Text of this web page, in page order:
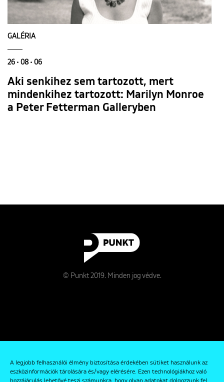
A legjobb felhasználói élmény biztosítása érdekében sütiket használunk az
eszközinformációk tárolására és/vagy elérésére. Ezen technológiákhoz való
GALÉRIA
26 • 08 • 06
Aki senkihez sem tartozott, mert
mindenkihez tartozott: Marilyn Monroe
a Peter Fetterman Galleryben
© Punkt 2019. Minden jog védve.
Kapcsolat